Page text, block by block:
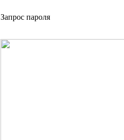
Запрос пароля